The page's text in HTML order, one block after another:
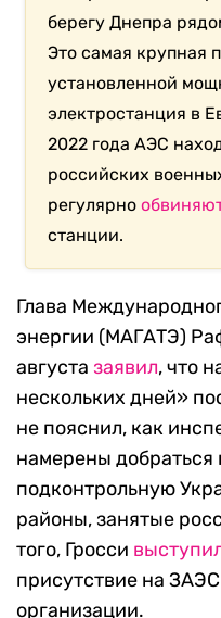
берегу Днепра
Это самая крупная
установленной
электростанция в
2022 года АЭС
российских
регулярно
станции.
Глава
энергии (МАГАТЭ)
августа заявил, что
нескольких дней»
не пояснил, как
намерены
подконтрольную
районы, занятые
того, Гросси
присутствие на
организации.